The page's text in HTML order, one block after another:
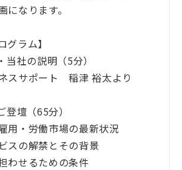
になります。
グラム】
社の説明（5分）
スサポート 稲津 裕太より
壇（65分）
用・労働市場の最新状況
スの解禁とその背景
わせるための条件